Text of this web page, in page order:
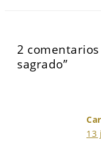
2
sagrado”
13